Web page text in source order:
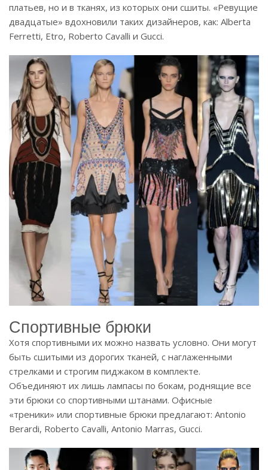
платьев, но и в тканях, из которых они сшиты. «Ревущие
двадцатые» вдохновили таких дизайнеров, как: Alberta
Ferretti, Etro, Roberto Cavalli и Gucci.
Спортивные брюки
Хотя спортивными их можно назвать условно. Они могут
быть сшитыми из дорогих тканей, с наглаженными
стрелками и строгим пиджаком в комплекте.
Объединяют их лишь лампасы по бокам, роднящие все
эти брюки со спортивными штанами. Офисные
«треники» или спортивные брюки предлагают: Antonio
Berardi, Roberto Cavalli, Antonio Marras, Gucci.